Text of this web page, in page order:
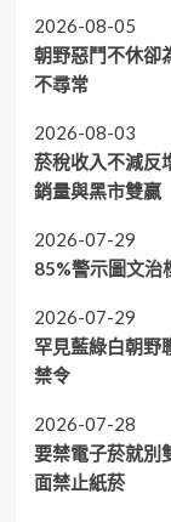
2026-08-05
朝野惡鬥不休
不尋常
2026-08-03
菸稅收入不減
銷量與黑市雙贏
2026-07-29
85%警示圖文
2026-07-29
罕見藍綠白朝野
禁令
2026-07-28
要禁電子菸就別
面禁止紙菸